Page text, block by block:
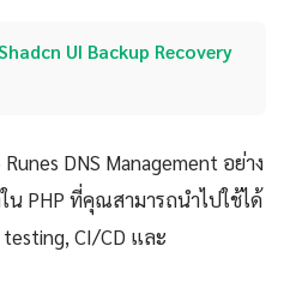
UI Backup Recovery
DNS Management อย่าง
น PHP ที่คุณสามารถนำไปใช้ได้
CI/CD และ